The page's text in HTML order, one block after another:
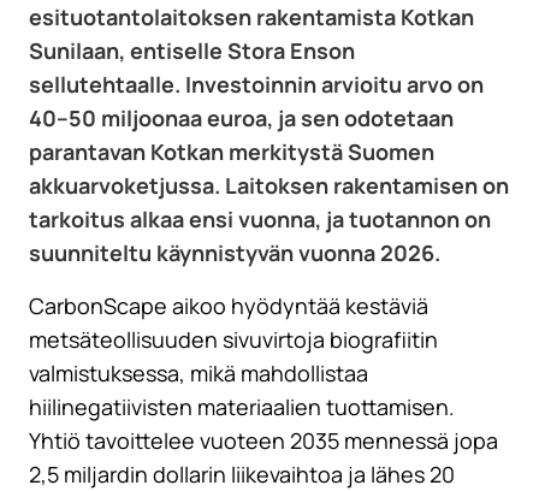
esituotantolaitoksen rakentamista Kotkan
Sunilaan, entiselle Stora Enson
sellutehtaalle. Investoinnin arvioitu arvo on
40–50 miljoonaa euroa, ja sen odotetaan
parantavan Kotkan merkitystä Suomen
akkuarvoketjussa. Laitoksen rakentamisen on
tarkoitus alkaa ensi vuonna, ja tuotannon on
suunniteltu käynnistyvän vuonna 2026.
CarbonScape aikoo hyödyntää kestäviä
metsäteollisuuden sivuvirtoja biografiitin
valmistuksessa, mikä mahdollistaa
hiilinegatiivisten materiaalien tuottamisen.
Yhtiö tavoittelee vuoteen 2035 mennessä jopa
2,5 miljardin dollarin liikevaihtoa ja lähes 20